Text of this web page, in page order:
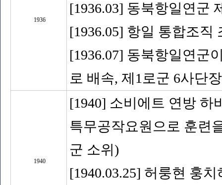
1936
[1936.03] 동북항일연군
[1936.05] 항일 통합조
[1936.07] 동북항일연군
로 배속, 제1로군 6사단
1940
[1940] 소비에트 연방 하
특무공작요원으로 훈련
군 소위)
[1940.03.25] 허룽현 훙